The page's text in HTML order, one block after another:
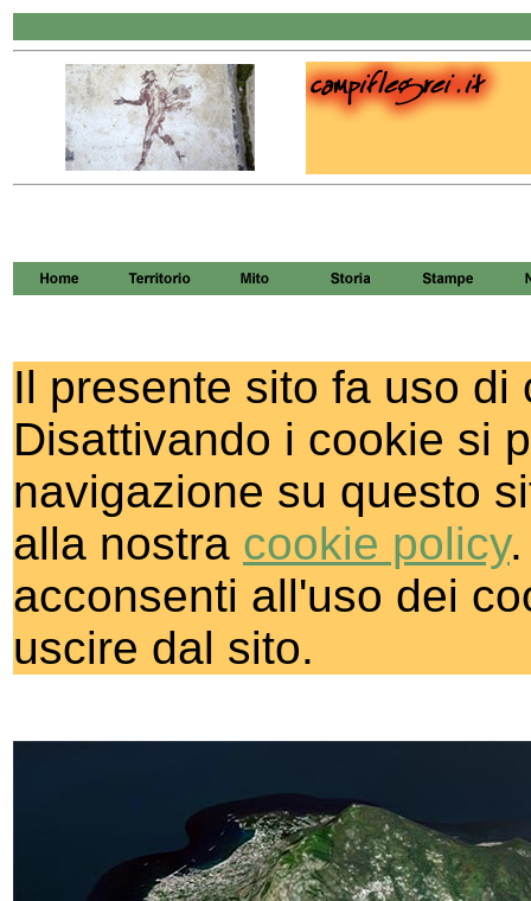
Il presente sito fa uso
Disattivando i cookie si
navigazione su questo
alla nostra cookie policy
acconsenti all'uso dei
uscire dal sito.